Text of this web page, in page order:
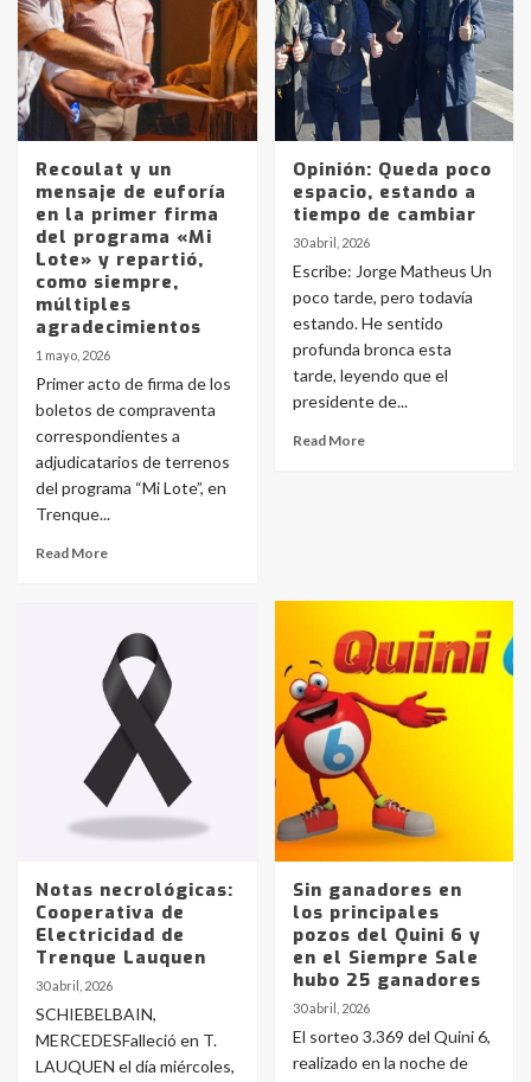
Recoulat y un
mensaje de euforía
en la primer firma
del programa «Mi
Lote» y repartió,
como siempre,
múltiples
agradecimientos
1 mayo, 2026
Primer acto de firma de los
boletos de compraventa
correspondientes a
adjudicatarios de terrenos
del programa “Mi Lote”, en
Trenque...
Read More
Opinión: Queda poco
espacio, estando a
tiempo de cambiar
30 abril, 2026
Escribe: Jorge Matheus Un
poco tarde, pero todavía
estando. He sentido
profunda bronca esta
tarde, leyendo que el
presidente de...
Read More
Notas necrológicas:
Cooperativa de
Electricidad de
Trenque Lauquen
30 abril, 2026
SCHIEBELBAIN,
MERCEDESFalleció en T.
LAUQUEN el día miércoles,
Sin ganadores en
los principales
pozos del Quini 6 y
en el Siempre Sale
hubo 25 ganadores
30 abril, 2026
El sorteo 3.369 del Quini 6,
realizado en la noche de